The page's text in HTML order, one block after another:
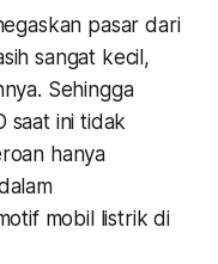
pasar dari
sangat kecil,
Sehingga
saat ini tidak
hanya
mobil listrik di